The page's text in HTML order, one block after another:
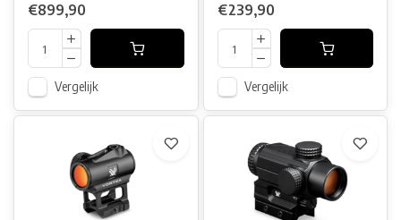
€899,90
Vergelijk
€239,90
Vergelijk